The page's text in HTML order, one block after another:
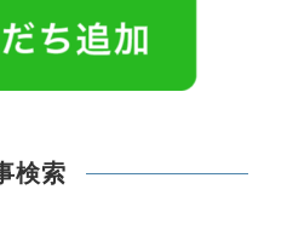
検索